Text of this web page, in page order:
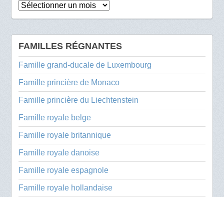
Archives
FAMILLES RÉGNANTES
Famille grand-ducale de Luxembourg
Famille princière de Monaco
Famille princière du Liechtenstein
Famille royale belge
Famille royale britannique
Famille royale danoise
Famille royale espagnole
Famille royale hollandaise